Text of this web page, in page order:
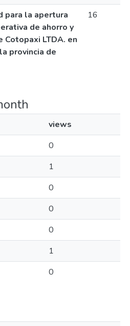
para la apertura
de ahorro y
Cotopaxi LTDA. en
provincia de
16
views
0
1
0
0
0
1
0